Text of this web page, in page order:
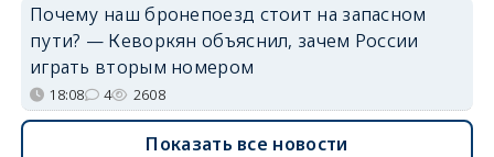
Почему наш бронепоезд стоит на запасном
пути? — Кеворкян объяснил, зачем России
играть вторым номером
18:08 4 2608
Показать все новости